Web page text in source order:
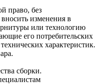
право, без
изменения в
или технологию
его потребительских
характеристик.
сборки.